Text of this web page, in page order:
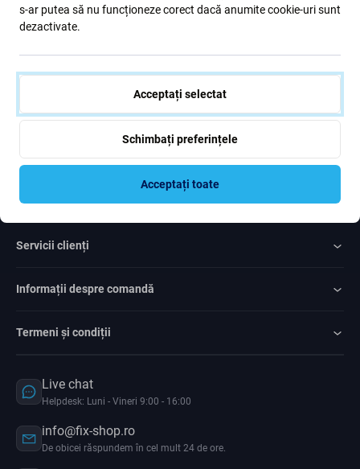
Servicii clienți
Informații despre comandă
Termeni și condiții
Live chat
Helpdesk: Luni - Vineri 9:00 - 16:00
info@fix-shop.ro
De obicei răspundem în cel mult 24 de ore.
s-ar putea să nu funcționeze corect dacă anumite cookie-uri sunt
dezactivate.
Acceptați selectat
Schimbați preferințele
Acceptați toate